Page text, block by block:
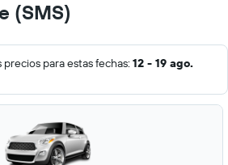
(SMS)
para estas fechas: 12 - 19 ago.